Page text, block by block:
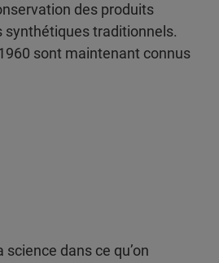
des produits
synthétiques traditionnels.
sont maintenant connus
dans ce qu’on